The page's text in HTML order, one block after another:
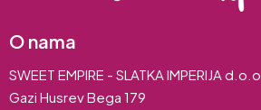
O nama
SWEET EMPIRE - SLATKA IMPERIJA d.o.o.
Gazi Husrev Bega 179